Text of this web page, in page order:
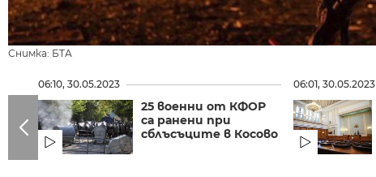
Снимка: БТА
06:10, 30.05.2023
25 военни от КФОР
са ранени при
сблъсъците в Косово
06:01, 30.05.2023